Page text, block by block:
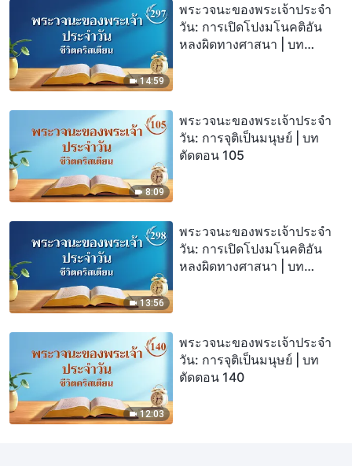
14:59
พระวจนะของพระเจ้าประจำ
วัน: การเปิดโปงมโนคติอัน
หลงผิดทางศาสนา | บท
8:09
พระวจนะของพระเจ้าประจำ
วัน: การจุติเป็นมนุษย์ | บท
ตัดตอน 105
13:56
พระวจนะของพระเจ้าประจำ
วัน: การเปิดโปงมโนคติอัน
หลงผิดทางศาสนา | บท
12:03
พระวจนะของพระเจ้าประจำ
วัน: การจุติเป็นมนุษย์ | บท
ตัดตอน 140